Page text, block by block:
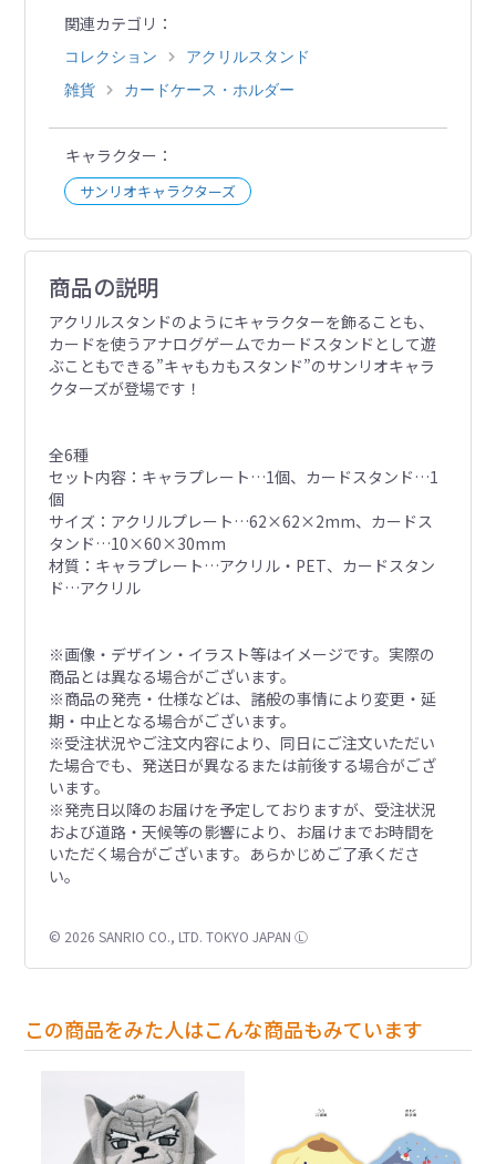
関連カテゴリ
コレクション
アクリルスタンド
雑貨
カードケース・ホルダー
キャラクター
サンリオキャラクターズ
商品の説明
アクリルスタンドのようにキャラクターを飾ることも、
カードを使うアナログゲームでカードスタンドとして遊
ぶこともできる”キャもカもスタンド”のサンリオキャラ
クターズが登場です！
全6種
セット内容：キャラプレート…1個、カードスタンド…1
個
サイズ：アクリルプレート…62×62×2mm、カードス
タンド…10×60×30mm
材質：キャラプレート…アクリル・PET、カードスタン
ド…アクリル
※画像・デザイン・イラスト等はイメージです。実際の
商品とは異なる場合がございます。
※商品の発売・仕様などは、諸般の事情により変更・延
期・中止となる場合がございます。
※受注状況やご注文内容により、同日にご注文いただい
た場合でも、発送日が異なるまたは前後する場合がござ
います。
※発売日以降のお届けを予定しておりますが、受注状況
および道路・天候等の影響により、お届けまでお時間を
いただく場合がございます。あらかじめご了承くださ
い。
© 2026 SANRIO CO., LTD. TOKYO JAPAN Ⓛ
この商品をみた人はこんな商品もみています